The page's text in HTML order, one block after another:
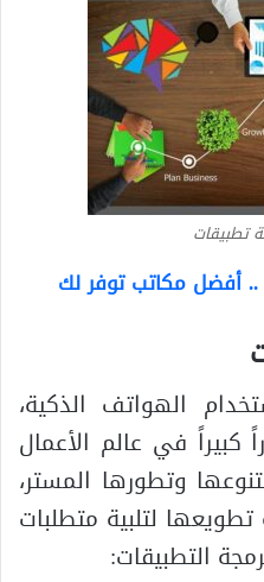
تطبيقات
أفضل مكاتب توفر لك
الهواتف الذكية،
كبيراً في عالم الأعمال
وتطورها المستر،
لتلبية متطلبات
التطبيقات: